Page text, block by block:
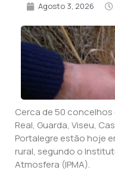
Agosto 3, 2026
Cerca de 50
Real, Guarda, Viseu,
Portalegre estão hoje
rural, segundo o
Atmosfera (IPMA).